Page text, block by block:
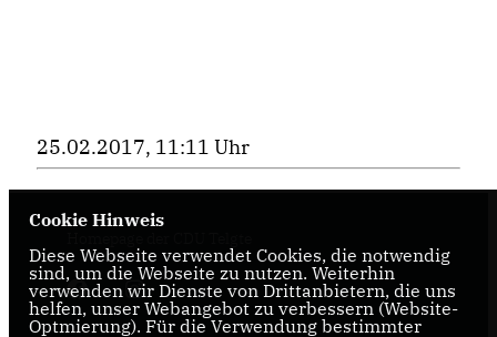
25.02.2017, 11:11 Uhr
Cookie Hinweis
Diese Webseite verwendet Cookies, die notwendig
sind, um die Webseite zu nutzen. Weiterhin
verwenden wir Dienste von Drittanbietern, die uns
helfen, unser Webangebot zu verbessern (Website-
Optmierung). Für die Verwendung bestimmter